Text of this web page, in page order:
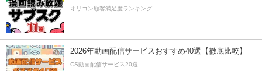
オリコン顧客満足度ランキング
2026年動画配信サービスおすすめ40選【徹底比較】
CS動画配信サービス20選